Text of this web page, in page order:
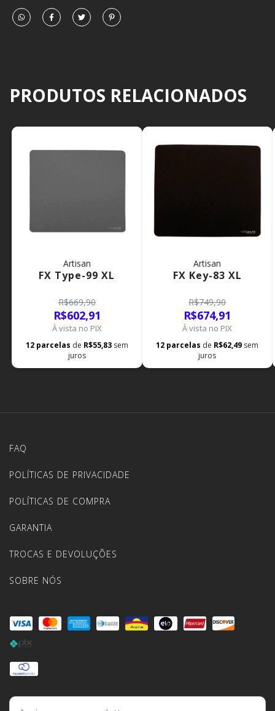
PRODUTOS RELACIONADOS
Artisan
FX Type-99 XL
R$669,90
R$602,91
À vista no PIX
12 parcelas de R$55,83 sem
juros
Artisan
FX Key-83 XL
R$749,90
R$674,91
À vista no PIX
12 parcelas de R$62,49 sem
juros
FAQ
POLÍTICAS DE PRIVACIDADE
POLÍTICAS DE COMPRA
GARANTIA
TROCAS E DEVOLUÇÕES
SOBRE NÓS